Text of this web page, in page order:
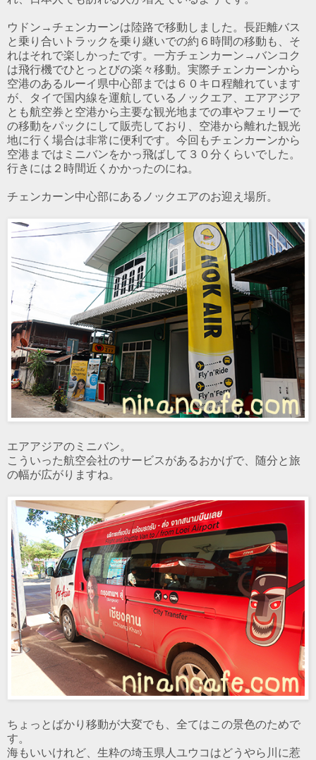
ウドン→チェンカーンは陸路で移動しました。長距離バス
と乗り合いトラックを乗り継いでの約６時間の移動も、そ
れはそれで楽しかったです。一方チェンカーン→バンコク
は飛行機でひとっとびの楽々移動。実際チェンカーンから
空港のあるルーイ県中心部までは６０キロ程離れています
が、タイで国内線を運航しているノックエア、エアアジア
とも航空券と空港から主要な観光地までの車やフェリーで
の移動をパックにして販売しており、空港から離れた観光
地に行く場合は非常に便利です。今回もチェンカーンから
空港まではミニバンをかっ飛ばして３０分くらいでした。
行きには２時間近くかかったのにね。
チェンカーン中心部にあるノックエアのお迎え場所。
エアアジアのミニバン。
こういった航空会社のサービスがあるおかげで、随分と旅
の幅が広がりますね。
ちょっとばかり移動が大変でも、全てはこの景色のためで
す。
海もいいけれど、生粋の埼玉県人ユウコはどうやら川に惹